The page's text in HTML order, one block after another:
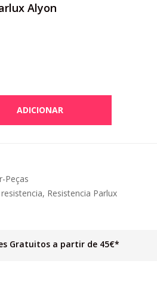
Alyon
ADICIONAR
Peças
resistencia, Resistencia Parlux
Gratuitos a partir de 45€*